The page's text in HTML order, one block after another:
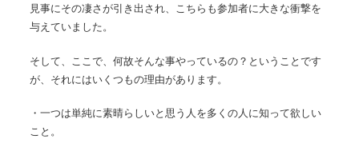
見事にその凄さが引き出され、こちらも参加者に大きな衝撃を
与えていました。
そして、ここで、何故そんな事やっているの？ということです
が、それにはいくつもの理由があります。
・一つは単純に素晴らしいと思う人を多くの人に知って欲しい
こと。